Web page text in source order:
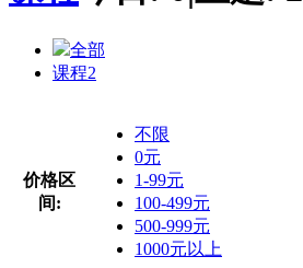
全部
课程2
价格区
间:
不限
0元
1-99元
100-499元
500-999元
1000元以上